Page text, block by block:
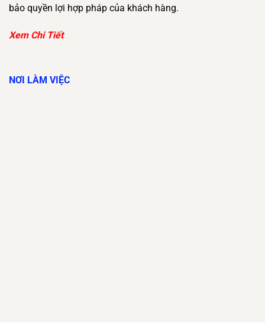
bảo quyền lợi hợp pháp của khách hàng.
Xem Chi Tiết
NƠI LÀM VIỆC